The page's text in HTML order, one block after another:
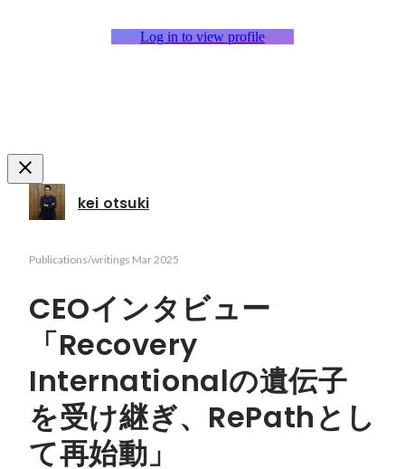
Log in to view profile
kei otsuki
Publications/writings Mar 2025
CEOインタビュー
「Recovery
Internationalの遺伝子
を受け継ぎ、RePathとし
て再始動」